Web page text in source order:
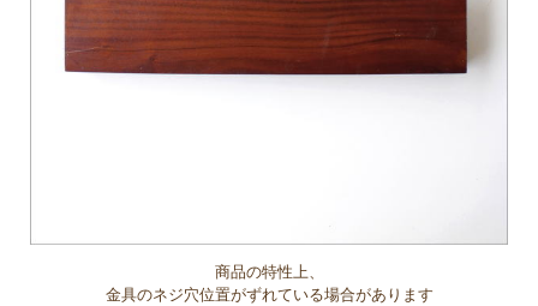
商品の特性上、
金具のネジ穴位置がずれている場合があります